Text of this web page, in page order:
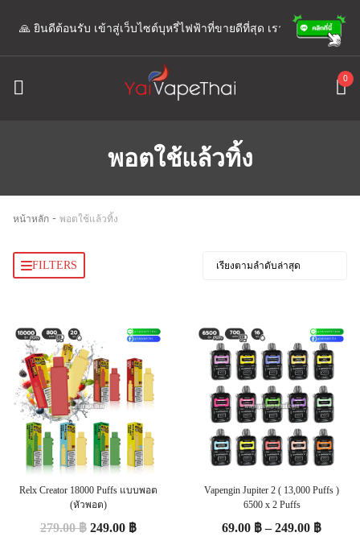
ยินดีต้อนรับ เข้าสู่เว็บไซต์บุหรี่ไฟฟ้าที่ขายดีที่สุด เรามีแอดมินพร้อมให้บ
0
พอตใช้แล้วทิ้ง
หน้าหลัก - พอตใช้แล้วทิ้ง
FILTERS
Relx Creator 18000 Puffs แบบพอต
(หัวพอต)
279.00฿ 249.00 ฿
Vapengin Jupiter 2 ( 13,000 Puffs )
6500 x 2 Puffs
69.00 ฿–249.00 ฿